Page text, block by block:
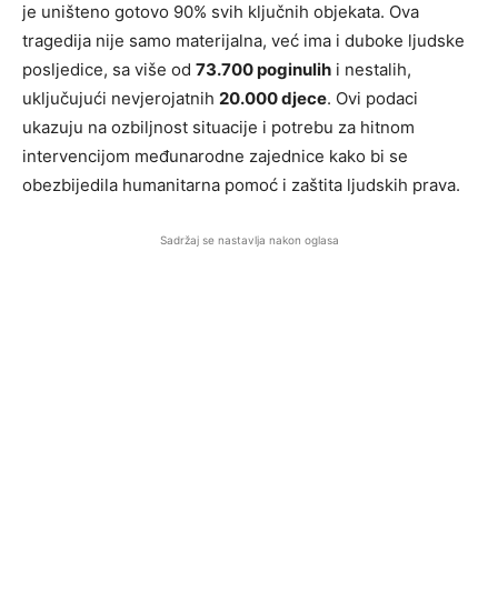
je uništeno gotovo 90% svih ključnih objekata. Ova
tragedija nije samo materijalna, već ima i duboke ljudske
posljedice, sa više od 73.700 poginulih i nestalih,
uključujući nevjerojatnih 20.000 djece. Ovi podaci
ukazuju na ozbiljnost situacije i potrebu za hitnom
intervencijom međunarodne zajednice kako bi se
obezbijedila humanitarna pomoć i zaštita ljudskih prava.
Sadržaj se nastavlja nakon oglasa